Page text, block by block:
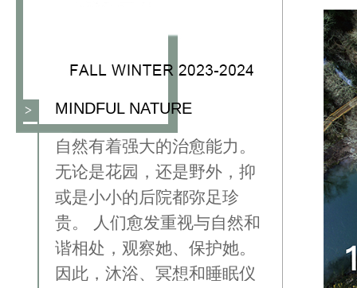
> MINDFUL NATURE
⾃然有着强⼤的治愈能⼒。
⽆论是花园，还是野外，抑
或是⼩⼩的后院都弥足珍
贵。 人们愈发重视与⾃然和
谐相处，观察她、保护她。
因此，沐浴、冥想和睡眠仪